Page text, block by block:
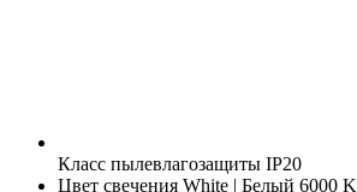
Класс пылевлагозащиты IP20
Цвет свечения White | Белый 6000 K